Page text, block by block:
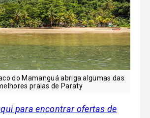
do Mamanguá abriga algumas das
praias de Paraty
para encontrar ofertas de